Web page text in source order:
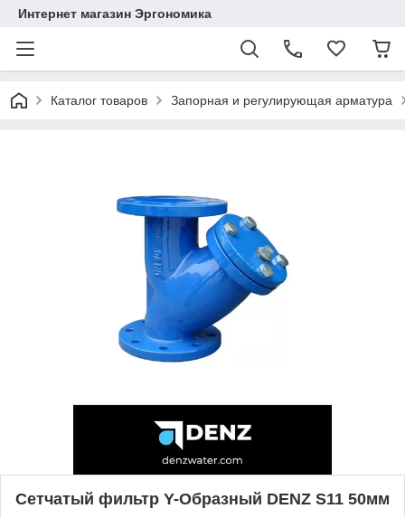
Интернет магазин Эргономика
Каталог товаров Запорная и регулирующая арматура
Cетчатый фильтр Y-Образный DENZ S11 50мм